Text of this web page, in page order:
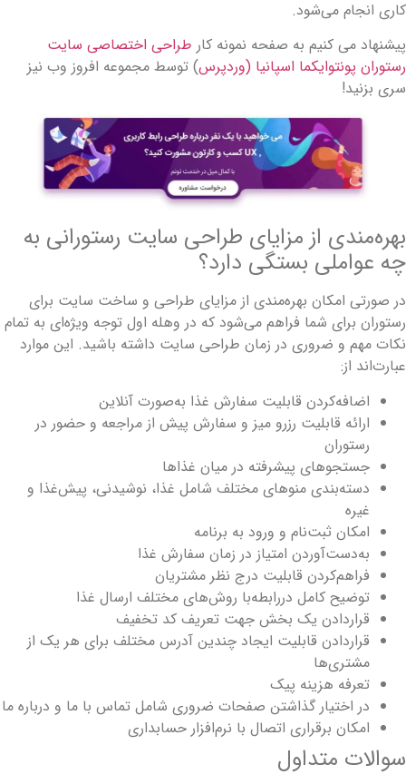
کاری انجام می‌شود.
پیشنهاد می کنیم به صفحه نمونه کار طراحی اختصاصی سایت
رستوران پونتوایکما اسپانیا (وردپرس) توسط مجموعه افروز وب نیز
سری بزنید!
بهره‌مندی از مزایای طراحی سایت رستورانی به
چه عواملی بستگی دارد؟
در صورتی امکان بهره‌مندی از مزایای طراحی و ساخت سایت برای
رستوران برای شما فراهم می‌شود که در وهله اول توجه ویژه‌ای به تمام
نکات مهم و ضروری در زمان طراحی سایت داشته باشید. این موارد
عبارت‌اند از:
اضافه‌کردن قابلیت سفارش غذا به‌صورت آنلاین
ارائه قابلیت رزرو میز و سفارش پیش از مراجعه و حضور در
رستوران
جستجوهای پیشرفته در میان غذاها
دسته‌بندی منوهای مختلف شامل غذا، نوشیدنی، پیش‌غذا و
غیره
امکان ثبت‌نام و ورود به برنامه
به‌دست‌آوردن امتیاز در زمان سفارش غذا
فراهم‌کردن قابلیت درج نظر مشتریان
توضیح کامل دررابطه‌با روش‌های مختلف ارسال غذا
قراردادن یک بخش جهت تعریف کد تخفیف
قراردادن قابلیت ایجاد چندین آدرس مختلف برای هر یک از
مشتری‌ها
تعرفه هزینه پیک
در اختیار گذاشتن صفحات ضروری شامل تماس با ما و درباره ما
امکان برقراری اتصال با نرم‌افزار حسابداری
سوالات متداول